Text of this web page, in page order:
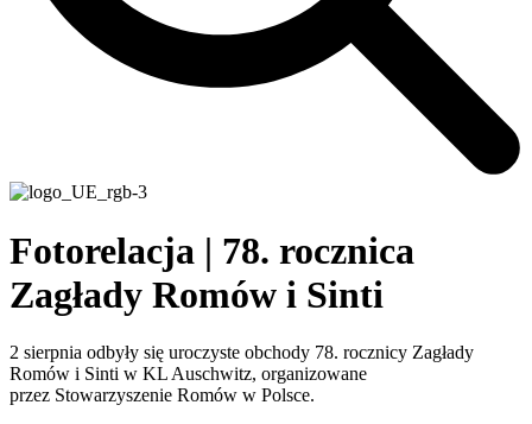
Fotorelacja | 78. rocznica
Zagłady Romów i Sinti
2 sierpnia odbyły się uroczyste obchody 78. rocznicy Zagłady
Romów i Sinti w KL Auschwitz, organizowane
przez Stowarzyszenie Romów w Polsce.